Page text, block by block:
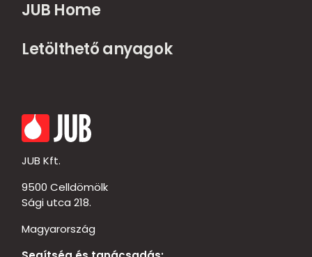
JUB Home
Letölthető anyagok
JUB Kft.
9500 Celldömölk
Sági utca 218.
Magyarország